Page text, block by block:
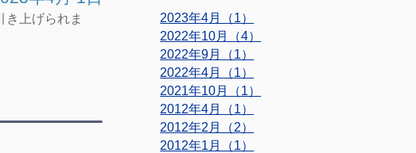
上げられま
2023年4月（1）
2022年10月（4）
2022年9月（1）
2022年4月（1）
2021年10月（1）
2012年4月（1）
2012年2月（2）
2012年1月（1）